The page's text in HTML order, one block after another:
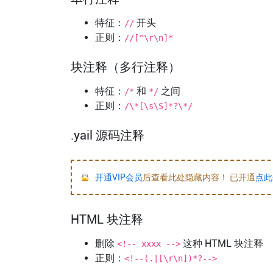
特征： //开头
正则： //[^\r\n]*
块注释（多行注释）
特征： /* 和 */之间
正则： /\*[\s\S]*?\*/
.yail 源码注释
开通VIP会员后查看此处隐藏内容！ 已开通点
HTML 块注释
删除 <!-- xxxx -->这种 HTML 块注释
正则： <!--(.|[\r\n])*?-->